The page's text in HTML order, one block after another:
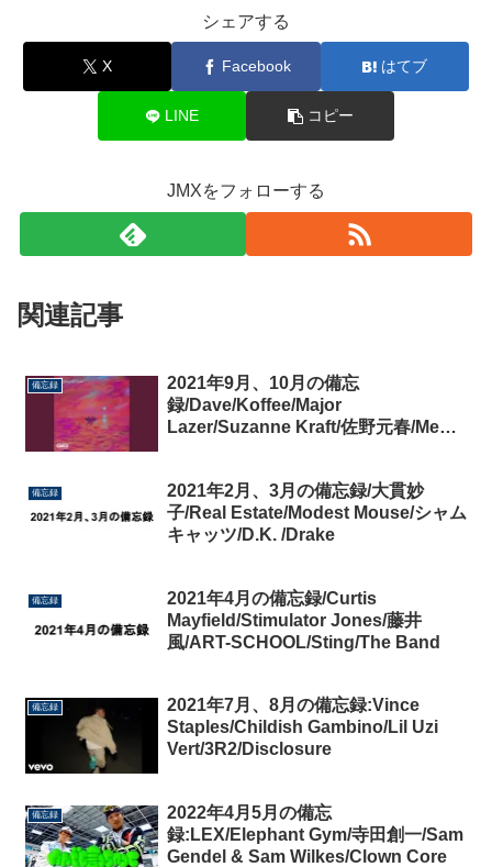
シェアする
X Facebook はてブ
LINE コピー
JMXをフォローする
関連記事
備忘録
2021年9月、10月の備忘
録/Dave/Koffee/Major
Lazer/Suzanne Kraft/佐野元春/Men I
備忘録
2021年2月、3月の備忘録/大貫妙
子/Real Estate/Modest Mouse/シャム
キャッツ/D.K. /Drake
備忘録
2021年4月の備忘録/Curtis
Mayfield/Stimulator Jones/藤井
風/ART-SCHOOL/Sting/The Band
備忘録
2021年7月、8月の備忘録:Vince
Staples/Childish Gambino/Lil Uzi
Vert/3R2/Disclosure
備忘録
2022年4月5月の備忘
録:LEX/Elephant Gym/寺田創一/Sam
Gendel & Sam Wilkes/Clown Core